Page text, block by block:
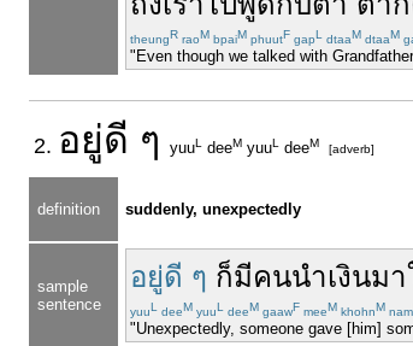
theungR raoM bpaiM phuutF gapL dtaaM dtaaM
"Even though we talked with
2. อยู่ดี ๆ yuuL deeM yuuL deeM [adverb]
definition suddenly, unexpectedly
sample
sentence
อยู่ดี ๆ ก็มีคนนำเงินมา
yuuL deeM yuuL deeM gaawF meeM khohnM nam
"Unexpectedly, someone gave [him]